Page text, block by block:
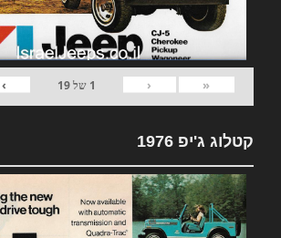
«
‹
1 של19
›
קטלוג ג'יפ 1976